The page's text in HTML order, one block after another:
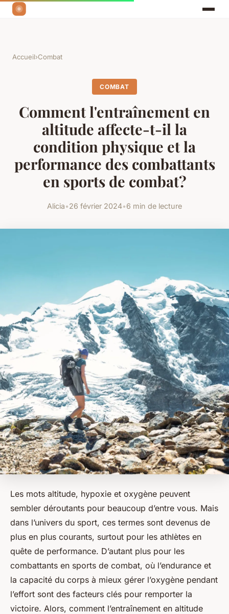
Accueil›Combat
COMBAT
Comment l'entraînement en
altitude affecte-t-il la
condition physique et la
performance des combattants
en sports de combat?
Alicia•26 février 2024•6 min de lecture
Les mots altitude, hypoxie et oxygène peuvent
sembler déroutants pour beaucoup d’entre vous. Mais
dans l’univers du sport, ces termes sont devenus de
plus en plus courants, surtout pour les athlètes en
quête de performance. D’autant plus pour les
combattants en sports de combat, où l’endurance et
la capacité du corps à mieux gérer l’oxygène pendant
l’effort sont des facteurs clés pour remporter la
victoire. Alors, comment l’entraînement en altitude